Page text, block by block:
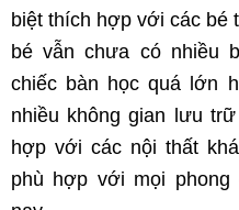
biệt thích hợp với các bé
bé vẫn chưa có nhiều
chiếc bàn học quá lớn
nhiều không gian lưu
hợp với các nội thất
phù hợp với mọi phong